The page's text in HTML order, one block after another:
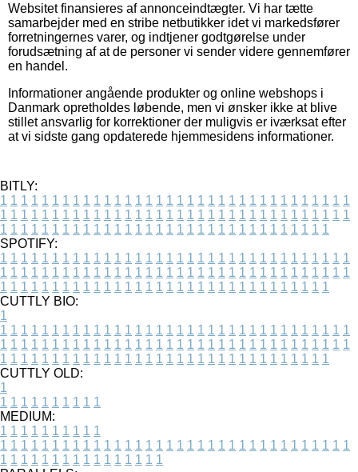
Websitet finansieres af annonceindtægter. Vi har tætte
samarbejder med en stribe netbutikker idet vi markedsfører
forretningernes varer, og indtjener godtgørelse under
forudsætning af at de personer vi sender videre gennemfører
en handel.
Informationer angående produkter og online webshops i
Danmark opretholdes løbende, men vi ønsker ikke at blive
stillet ansvarlig for korrektioner der muligvis er iværksat efter
at vi sidste gang opdaterede hjemmesidens informationer.
BITLY:
1 1 1 1 1 1 1 1 1 1 1 1 1 1 1 1 1 1 1 1 1 1 1 1 1 1 1 1 1 1 1 1 1 1
1 1 1 1 1 1 1 1 1 1 1 1 1 1 1 1 1 1 1 1 1 1 1 1 1 1 1 1 1 1 1 1 1 1
1 1 1 1 1 1 1 1 1 1 1 1 1 1 1 1 1 1 1 1 1 1 1 1 1 1 1 1 1 1 1 1
SPOTIFY:
1 1 1 1 1 1 1 1 1 1 1 1 1 1 1 1 1 1 1 1 1 1 1 1 1 1 1 1 1 1 1 1 1 1
1 1 1 1 1 1 1 1 1 1 1 1 1 1 1 1 1 1 1 1 1 1 1 1 1 1 1 1 1 1 1 1 1 1
1 1 1 1 1 1 1 1 1 1 1 1 1 1 1 1 1 1 1 1 1 1 1 1 1 1 1 1 1 1 1 1
CUTTLY BIO:
1
1 1 1 1 1 1 1 1 1 1 1 1 1 1 1 1 1 1 1 1 1 1 1 1 1 1 1 1 1 1 1 1 1 1
1 1 1 1 1 1 1 1 1 1 1 1 1 1 1 1 1 1 1 1 1 1 1 1 1 1 1 1 1 1 1 1 1 1
1 1 1 1 1 1 1 1 1 1 1 1 1 1 1 1 1 1 1 1 1 1 1 1 1 1 1 1 1 1 1 1
CUTTLY OLD:
1
1 1 1 1 1 1 1 1 1 1
MEDIUM:
1 1 1 1 1 1 1 1 1 1
1 1 1 1 1 1 1 1 1 1 1 1 1 1 1 1 1 1 1 1 1 1 1 1 1 1 1 1 1 1 1 1 1 1
1 1 1 1 1 1 1 1 1 1 1 1 1 1 1 1